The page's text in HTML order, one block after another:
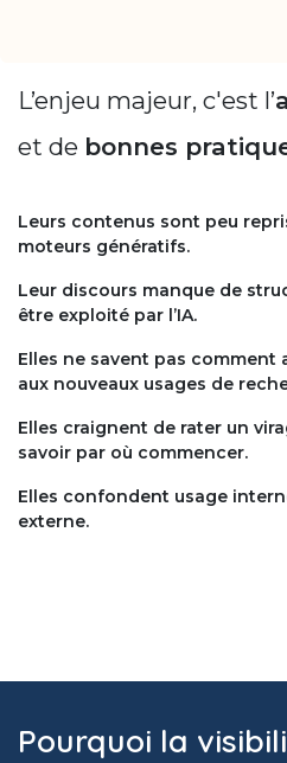
L’enjeu majeur, c'est l’
et de bonnes
Leurs contenus sont peu
moteurs génératifs.
Leur discours manque de
être exploité par l’IA.
Elles ne savent pas comment
aux nouveaux usages de
Elles craignent de rater un
savoir par où commencer.
Elles confondent usage
externe.
Pourquoi la